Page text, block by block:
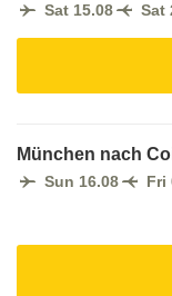
Sat 15.08 Sat
München nach
Sun 16.08 Fri